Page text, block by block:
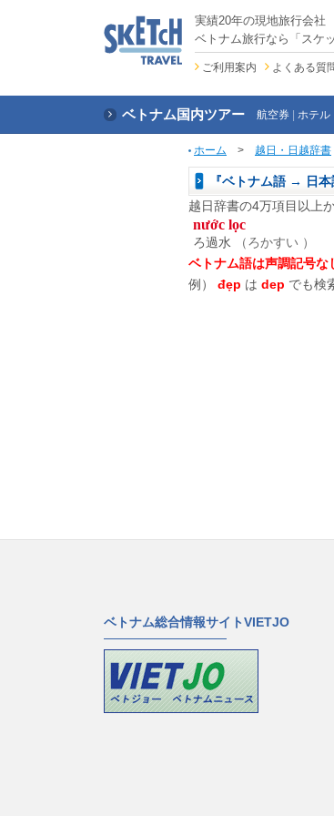
実績20年の現地旅行会社
ベトナム旅行なら「スケ
ご利用案内 よくある質
ベトナム国内ツアー 航空券 ホテル
ホーム > 越日・日越辞書
『ベトナム語 → 日
越日辞書の4万項目以上
nước lọc
ろ過水 （ろかすい ）
ベトナム語は声調記号な
例）
đẹp は dep でも検
ベトナム総合情報サイトVIETJO